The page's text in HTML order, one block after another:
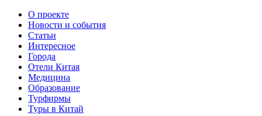
О проекте
Новости и события
Статьи
Интересное
Города
Отели Китая
Медицина
Образование
Турфирмы
Туры в Китай